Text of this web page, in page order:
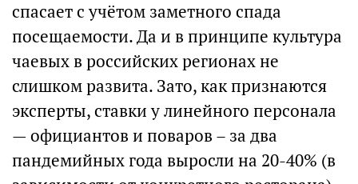
спасает с учётом заметного спада
посещаемости. Да и в принципе культура
чаевых в российских регионах не
слишком развита. Зато, как признаются
эксперты, ставки у линейного персонала
— официантов и поваров – за два
пандемийных года выросли на 20-40% (в